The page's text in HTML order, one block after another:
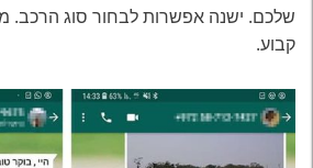
שלכם. ישנה אפשרות לבחור סוג הרכב.
קבוע.